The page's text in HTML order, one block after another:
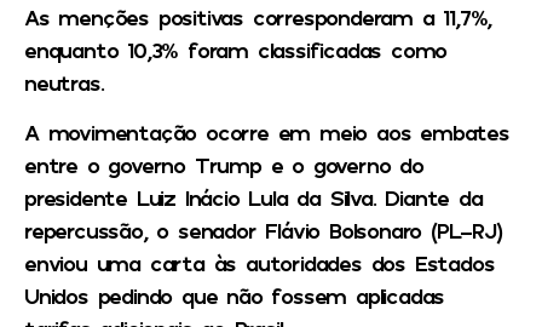
As menções positivas corresponderam a 11,7%,
enquanto 10,3% foram classificadas como
neutras.
A movimentação ocorre em meio aos embates
entre o governo Trump e o governo do
presidente Luiz Inácio Lula da Silva. Diante da
repercussão, o senador Flávio Bolsonaro (PL-RJ)
enviou uma carta às autoridades dos Estados
Unidos pedindo que não fossem aplicadas